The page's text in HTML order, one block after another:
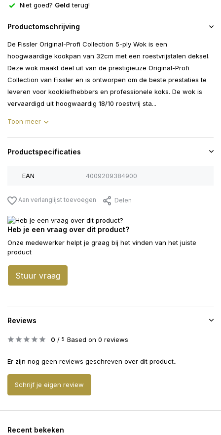
Niet goed? Geld terug!
Productomschrijving
De Fissler Original-Profi Collection 5-ply Wok is een
hoogwaardige kookpan van 32cm met een roestvrijstalen deksel.
Deze wok maakt deel uit van de prestigieuze Original-Profi
Collection van Fissler en is ontworpen om de beste prestaties te
leveren voor kookliefhebbers en professionele koks. De wok is
vervaardigd uit hoogwaardig 18/10 roestvrij sta...
Toon meer
Productspecificaties
EAN 4009209384900
Aan verlanglijst toevoegen Delen
Heb je een vraag over dit product?
Onze medewerker helpt je graag bij het vinden van het juiste
product
Stuur vraag
Reviews
0 / 5 Based on 0 reviews
Er zijn nog geen reviews geschreven over dit product..
Schrijf je eigen review
Recent bekeken